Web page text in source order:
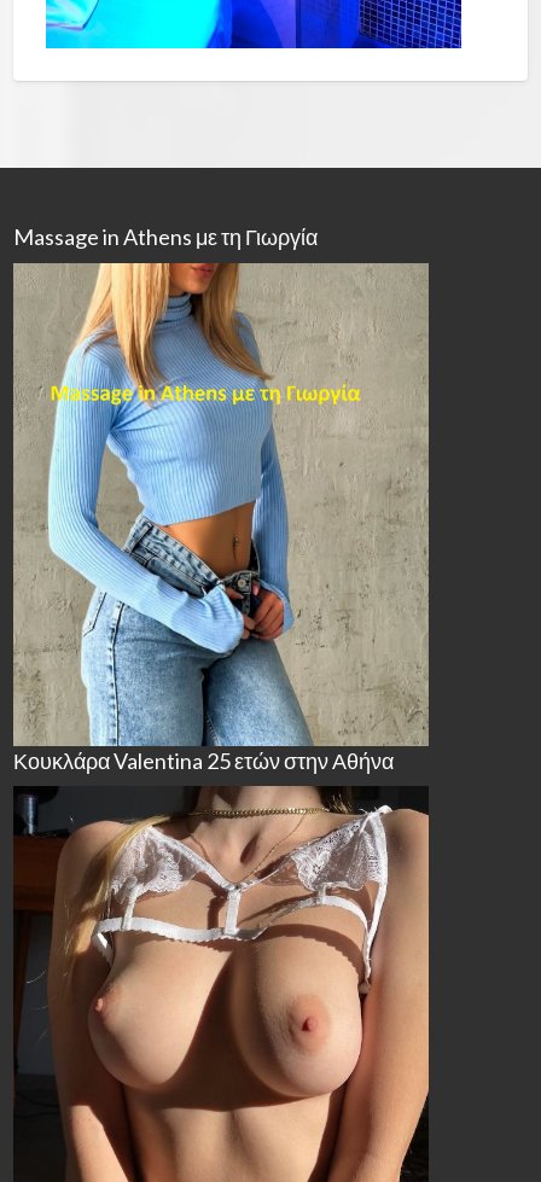
Massage in Athens με τη Γιωργία
Κουκλάρα Valentina 25 ετών στην Αθήνα